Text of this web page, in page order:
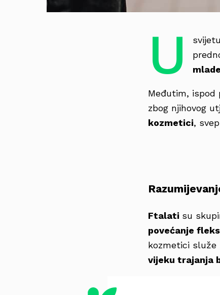
U
Međutim, ispod
zbog njihovog
kozmetici,
Ftalati su
povećanje
kozmetici služe
vijeku trajanja